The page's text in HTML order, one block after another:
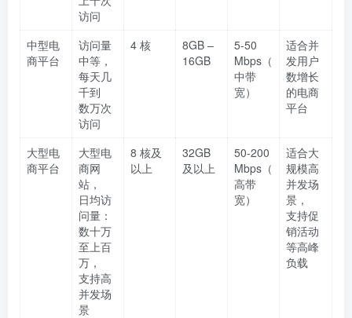
访问
中型电
商平台
访问量
中等，
每天几
千到
数万次
访问
4 核
8GB –
16GB
5-50
Mbps（
中带
宽）
适合并
发用户
数增长
的电商
平台
大型电
商平台
大型电
商网
站，
日均访
问量：
数十万
至上百
万，
支持高
并发场
景
8 核及
以上
32GB
及以上
50-200
Mbps（
高带
宽）
适合大
规模高
并发场
景，
支持促
销活动
等高峰
负载